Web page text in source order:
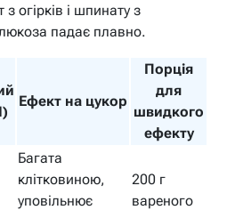
огірків і шпинату з
падає плавно.
Ефект на цукор
Порція
для
швидкого
ефекту
Багата
клітковиною,
уповільнює
200 г
вареного